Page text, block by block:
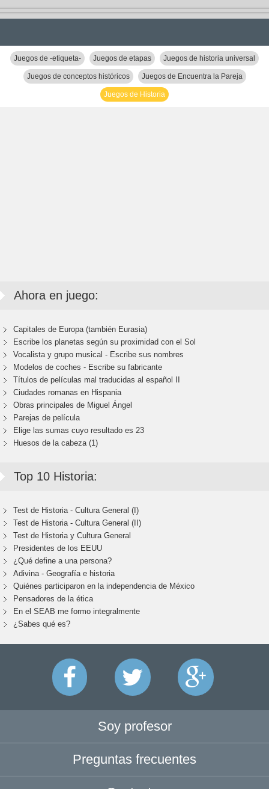
Juegos de -etiqueta- Juegos de etapas Juegos de historia universal
Juegos de conceptos históricos Juegos de Encuentra la Pareja
Juegos de Historia
Ahora en juego:
Capitales de Europa (también Eurasia)
Escribe los planetas según su proximidad con el Sol
Vocalista y grupo musical - Escribe sus nombres
Modelos de coches - Escribe su fabricante
Títulos de películas mal traducidas al español II
Ciudades romanas en Hispania
Obras principales de Miguel Ángel
Parejas de película
Elige las sumas cuyo resultado es 23
Huesos de la cabeza (1)
Top 10 Historia:
Test de Historia - Cultura General (I)
Test de Historia - Cultura General (II)
Test de Historia y Cultura General
Presidentes de los EEUU
¿Qué define a una persona?
Adivina - Geografía e historia
Quiénes participaron en la independencia de México
Pensadores de la ética
En el SEAB me formo integralmente
¿Sabes qué es?
Soy profesor
Preguntas frecuentes